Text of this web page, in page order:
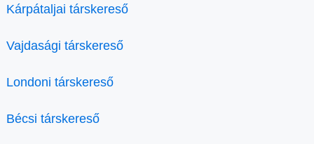
Kárpátaljai társkereső
Vajdasági társkereső
Londoni társkereső
Bécsi társkereső